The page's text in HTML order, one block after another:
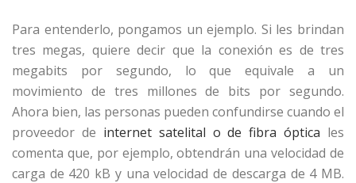
Para entenderlo, pongamos un ejemplo. Si les brindan
tres megas, quiere decir que la conexión es de tres
megabits por segundo, lo que equivale a un
movimiento de tres millones de bits por segundo.
Ahora bien, las personas pueden confundirse cuando el
proveedor de internet satelital o de fibra óptica les
comenta que, por ejemplo, obtendrán una velocidad de
carga de 420 kB y una velocidad de descarga de 4 MB.